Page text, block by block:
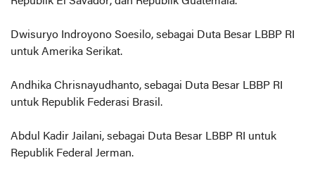
Dwisuryo Indroyono Soesilo, sebagai Duta Besar LBBP RI
untuk Amerika Serikat.
Andhika Chrisnayudhanto, sebagai Duta Besar LBBP RI
untuk Republik Federasi Brasil.
Abdul Kadir Jailani, sebagai Duta Besar LBBP RI untuk
Republik Federal Jerman.